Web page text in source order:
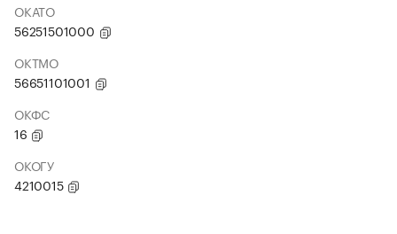
ОКАТО
56251501000
ОКТМО
56651101001
ОКФС
16
ОКОГУ
4210015